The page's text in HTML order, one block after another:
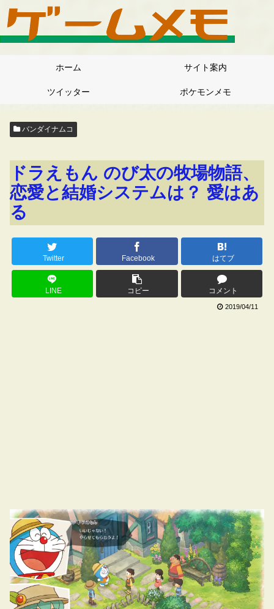
ホーム サイト案内
ツイッター ポケモンメモ
バンダイナムコ
ドラえもん のび太の牧場物語、
恋愛と結婚システムは？ 愛はあ
る
Twitter Facebook はてブ
LINE コピー コメント
2019/04/11